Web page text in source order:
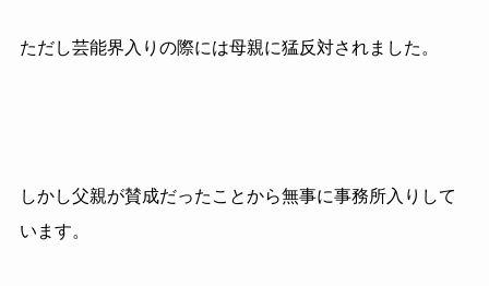
ただし芸能界入りの際には母親に猛反対されました。
しかし父親が賛成だったことから無事に事務所入りして
います。